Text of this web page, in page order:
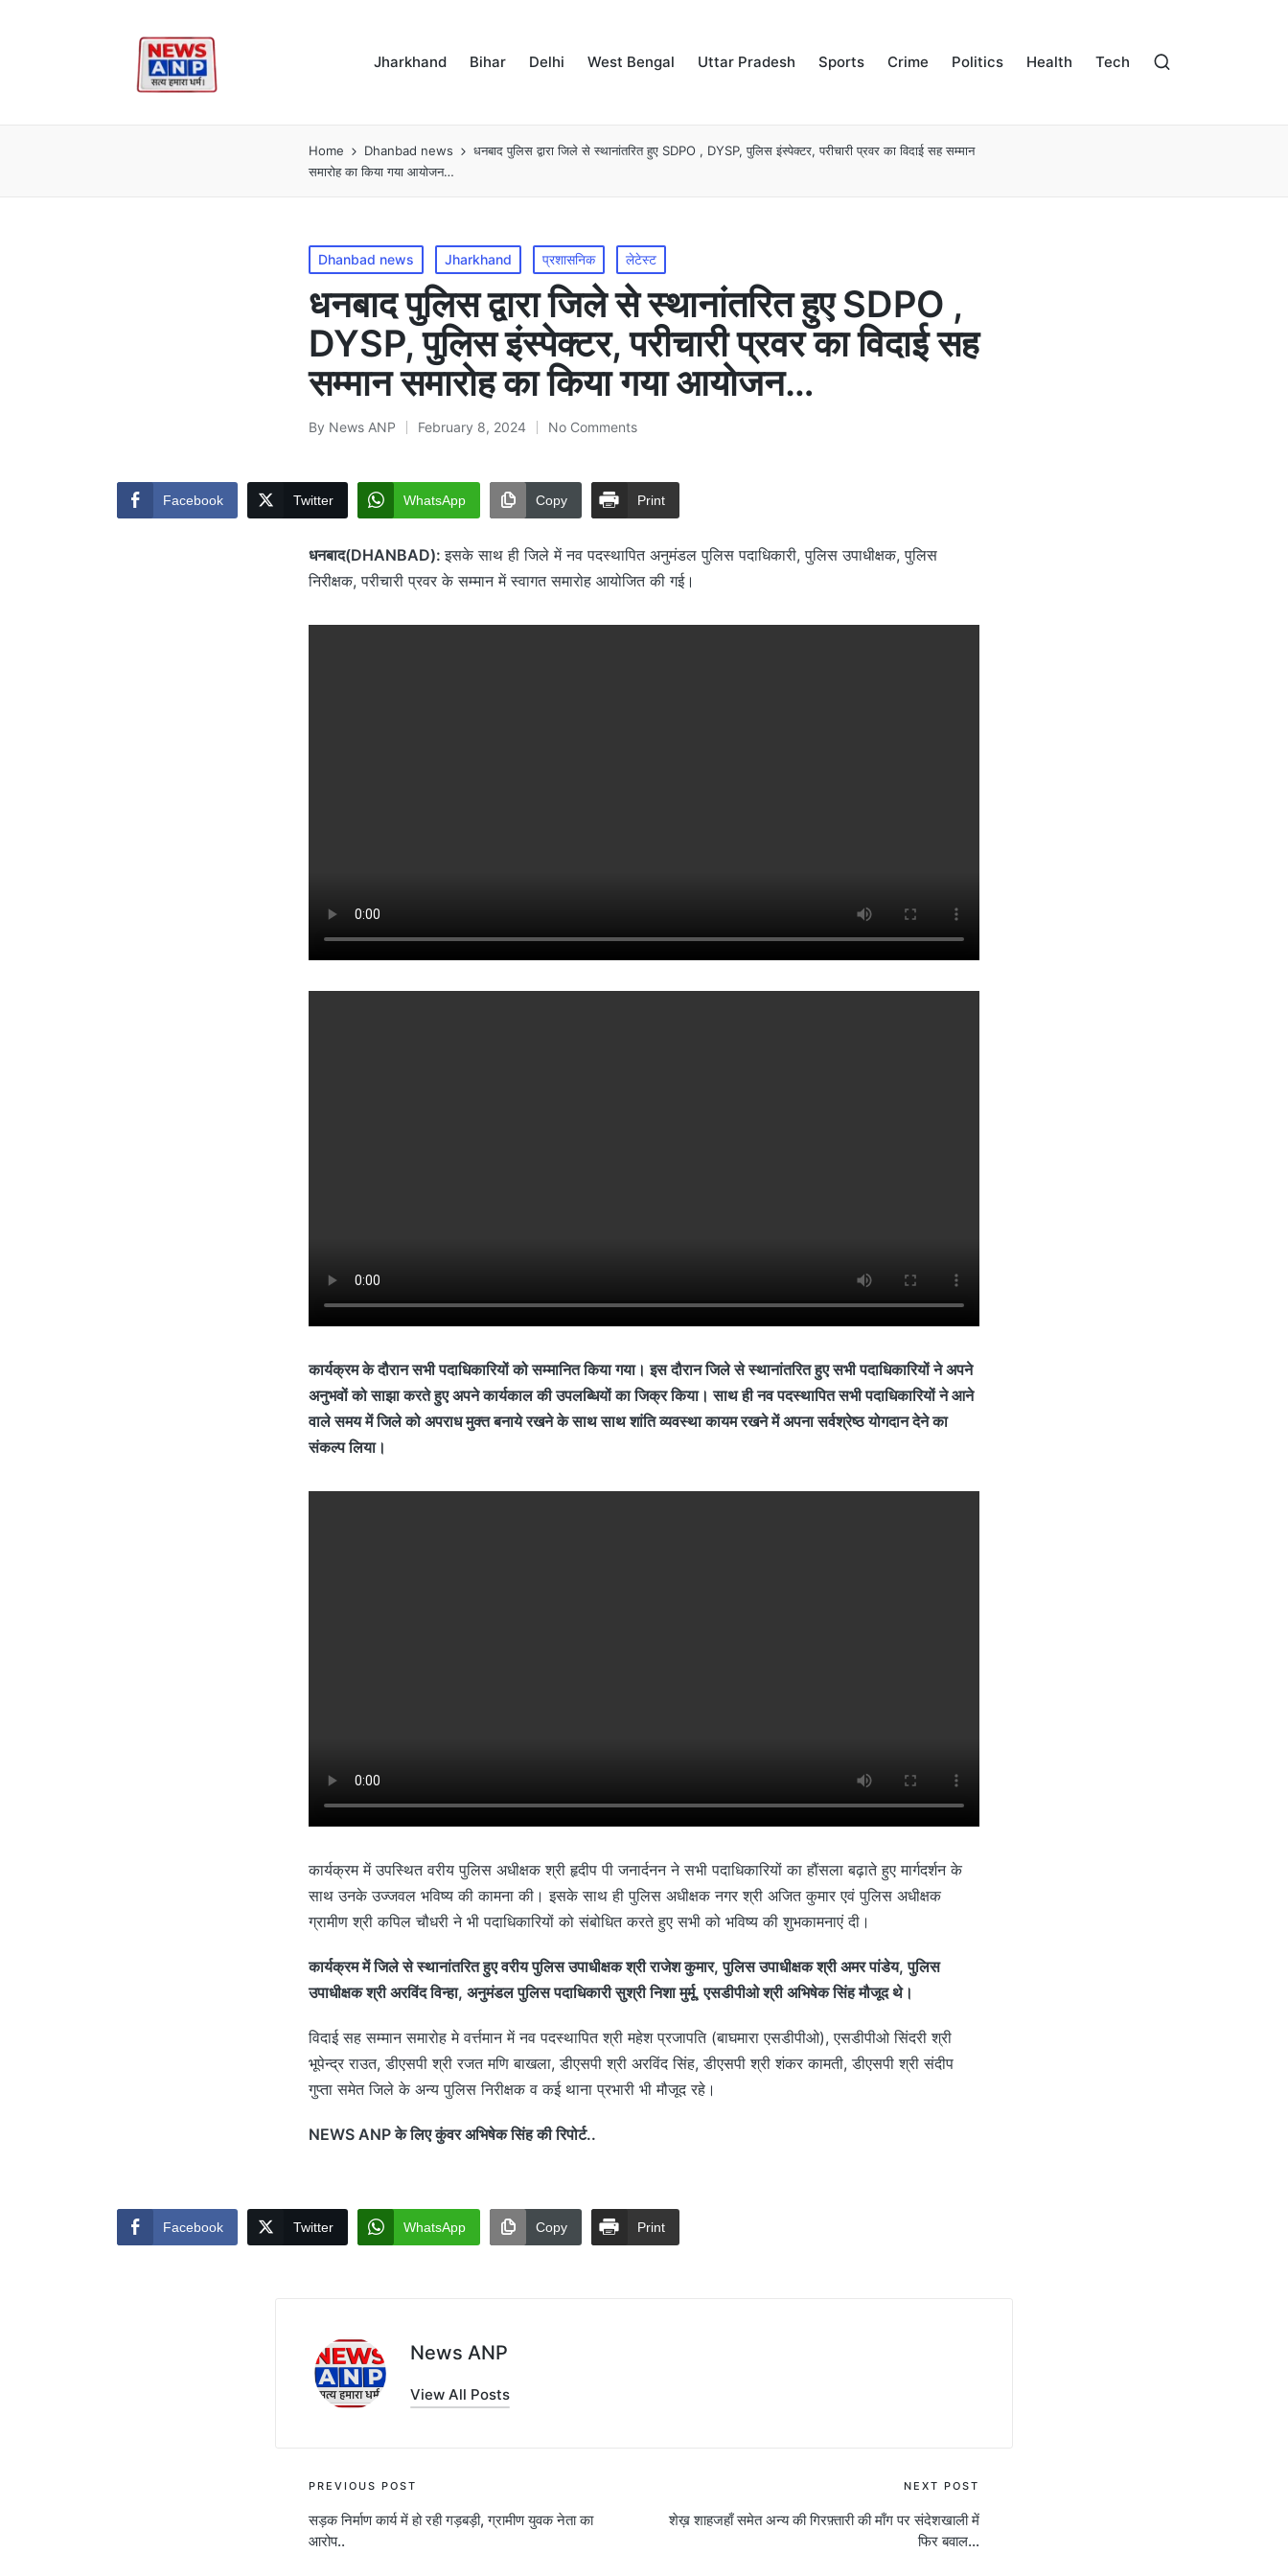
Jharkhand Bihar Delhi West Bengal Uttar Pradesh Sports Crime Politics Health Tech
Home Dhanbad news
धनबाद पुलिस द्वारा जिले से स्थानांतरित हुए SDPO , DYSP, पुलिस इंस्पेक्टर, परीचारी प्रवर का विदाई सह सम्मान
समारोह का किया गया आयोजन…
Posted
in
Dhanbad news Jharkhand प्रशासनिक लेटेस्ट
धनबाद पुलिस द्वारा जिले से स्थानांतरित हुए SDPO ,
DYSP, पुलिस इंस्पेक्टर, परीचारी प्रवर का विदाई सह
सम्मान समारोह का किया गया आयोजन…
Posted
By News ANP February 8, 2024 No Comments
Facebook Twitter WhatsApp Copy Print
धनबाद(DHANBAD):इसके साथ ही जिले में नव पदस्थापित अनुमंडल पुलिस पदाधिकारी, पुलिस उपाधीक्षक, पुलिस
निरीक्षक, परीचारी प्रवर के सम्मान में स्वागत समारोह आयोजित की गई।
कार्यक्रम के दौरान सभी पदाधिकारियों को सम्मानित किया गया। इस दौरान जिले से स्थानांतरित हुए सभी पदाधिकारियों ने अपने
अनुभवों को साझा करते हुए अपने कार्यकाल की उपलब्धियों का जिक्र किया। साथ ही नव पदस्थापित सभी पदाधिकारियों ने आने
वाले समय में जिले को अपराध मुक्त बनाये रखने के साथ साथ शांति व्यवस्था कायम रखने में अपना सर्वश्रेष्ठ योगदान देने का
संकल्प लिया।
कार्यक्रम में उपस्थित वरीय पुलिस अधीक्षक श्री हृदीप पी जनार्दनन ने सभी पदाधिकारियों का हौंसला बढ़ाते हुए मार्गदर्शन के
साथ उनके उज्जवल भविष्य की कामना की। इसके साथ ही पुलिस अधीक्षक नगर श्री अजित कुमार एवं पुलिस अधीक्षक
ग्रामीण श्री कपिल चौधरी ने भी पदाधिकारियों को संबोधित करते हुए सभी को भविष्य की शुभकामनाएं दी।
कार्यक्रम में जिले से स्थानांतरित हुए वरीय पुलिस उपाधीक्षक श्री राजेश कुमार, पुलिस उपाधीक्षक श्री अमर पांडेय, पुलिस
उपाधीक्षक श्री अरविंद विन्हा, अनुमंडल पुलिस पदाधिकारी सुश्री निशा मुर्मू, एसडीपीओ श्री अभिषेक सिंह मौजूद थे।
विदाई सह सम्मान समारोह मे वर्त्तमान में नव पदस्थापित श्री महेश प्रजापति (बाघमारा एसडीपीओ), एसडीपीओ सिंदरी श्री
भूपेन्द्र राउत, डीएसपी श्री रजत मणि बाखला, डीएसपी श्री अरविंद सिंह, डीएसपी श्री शंकर कामती, डीएसपी श्री संदीप
गुप्ता समेत जिले के अन्य पुलिस निरीक्षक व कई थाना प्रभारी भी मौजूद रहे।
NEWS ANP के लिए कुंवर अभिषेक सिंह की रिपोर्ट..
Facebook Twitter WhatsApp Copy Print
News ANP
View All Posts
Post
navigation
PREVIOUS POST
सड़क निर्माण कार्य में हो रही गड़बड़ी, ग्रामीण युवक नेता का
आरोप..
NEXT POST
शेख़ शाहजहाँ समेत अन्य की गिरफ़्तारी की माँग पर संदेशखाली में
फिर बवाल…